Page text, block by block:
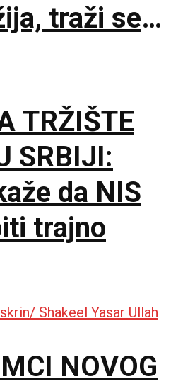
traži se
sa
TRŽIŠTE
SRBIJI:
da NIS
trajno
NOVOG